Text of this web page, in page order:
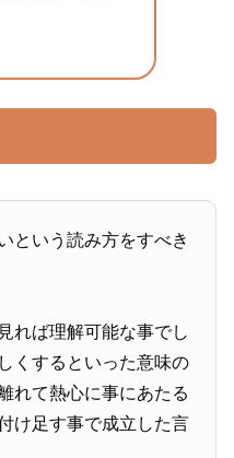
という読み方をすべき
れば理解可能な事でし
くするといった意味の
れて熱心に事にあたる
け足す事で成立した言